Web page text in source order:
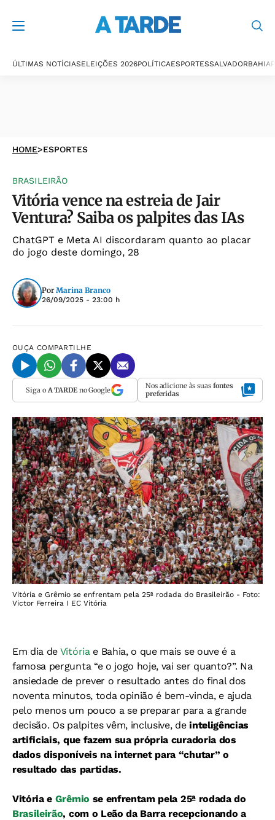
ÚLTIMAS NOTÍCIASELEIÇÕES 2026POLÍTICAESPORTESSALVADORBAHIA
HOME>ESPORTES
BRASILEIRÃO
Vitória vence na estreia de Jair
Ventura? Saiba os palpites das IAs
ChatGPT e Meta AI discordaram quanto ao placar
do jogo deste domingo, 28
Por Marina Branco
26/09/2025 - 23:00 h
OUÇA COMPARTILHE
Siga o A TARDEno Google Nos adicione às suas fontes
preferidas
Vitória e Grêmio se enfrentam pela 25ª rodada do Brasileirão - Foto:
Victor Ferreira I EC Vitória
Em dia de Vitóriae Bahia, o que mais se ouve é a
famosa pergunta “e o jogo hoje, vai ser quanto?”. Na
ansiedade de prever o resultado antes do final dos
noventa minutos, toda opinião é bem-vinda, e ajuda
pelo menos um pouco a se preparar para a grande
decisão. Os palpites vêm, inclusive, deinteligências
artificiais, que fazem sua própria curadoria dos
dados disponíveis na internet para “chutar” o
resultado das partidas.
Vitória e Grêmio se enfrentam pela 25ª rodada do
Brasileirão, com o Leão da Barra recepcionando a